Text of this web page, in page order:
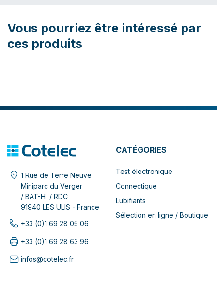
Vous pourriez être intéressé par
ces produits
1 Rue de Terre Neuve
Miniparc du Verger
/ BAT-H / RDC
91940 LES ULIS - France
+33 (0)1 69 28 05 06
+33 (0)1 69 28 63 96
infos@cotelec.fr
CATÉGORIES
Test électronique
Connectique
Lubifiants
Sélection en ligne / Boutique